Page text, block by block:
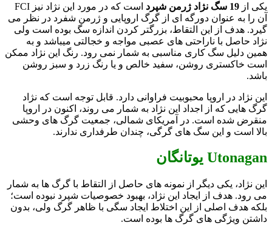
یکی از 19 سگ نژاد ژرمن شپرد
است که در مورد این نژاد نیز FCI
آن را به عنوان دورگه ای از گرگ اروپایی و ژرمن شفرد در نظر می
گیرد. هدف از این التقاط، بزرگتر کردن اندازه سگ بوده است ولی
نژاد حاصل با ناراحتی های عصبی مواجه و خجالتی میباشد و به
همین دلیل سگ کاری مناسبی به شمار نمی رود. رنگ این نژاد ممکن
است خاکستری روشن، سفید خالص و یا رنگ زرد و سبز روشن
باشد.
این نژاد در اروپا محبوبیت فراوانی دارد. قابل توجه است که نژاد
گرگ هایی که از اجداد این نژاد به شمار می روند، اکنون در اروپا
منقرض شده است. در آمریکای شمالی، جمعیت گرگ های وحشی
بالا است و این سگ های گرگی، چندان طرفداری ندارند.
Utonagan یوتانگان
این نژاد، یکی دیگر از نمونه های حاصل از التقاط با گرگ ها به شمار
می رود. هدف از ایجاد این نژاد، بهبود خصوصیات شپرد نبوده است؛
بلکه هدف اصلی از این اختلاط ایجاد سگی با ظاهر گرگ ولی، بدون
داشتن ویژگی های گرگ ها بوده است.